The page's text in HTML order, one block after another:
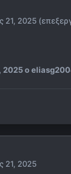
21, 2025
2025ο
21, 2025